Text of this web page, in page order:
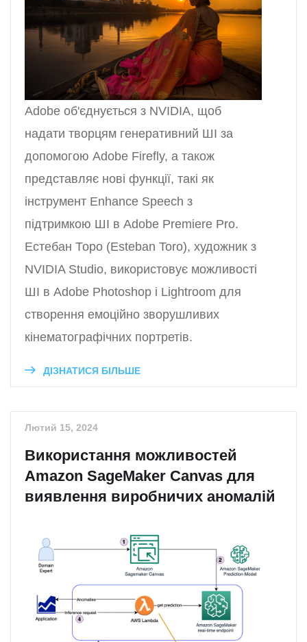
Adobe об'єднується з NVIDIA, щоб
надати творцям генеративний ШІ за
допомогою Adobe Firefly, а також
представляє нові функції, такі як
інструмент Enhance Speech з
підтримкою ШІ в Adobe Premiere Pro.
Естебан Торо (Esteban Toro), художник з
NVIDIA Studio, використовує можливості
ШІ в Adobe Photoshop і Lightroom для
створення емоційно зворушливих
кінематографічних портретів.
ДІЗНАТИСЯ БІЛЬШЕ
Лютий 15, 2024
Використання можливостей
Amazon SageMaker Canvas для
виявлення виробничих аномалій